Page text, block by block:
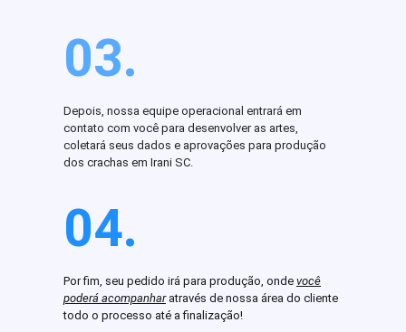
03.
Depois, nossa equipe operacional entrará em
contato com você para desenvolver as artes,
coletará seus dados e aprovações para produção
dos crachas em Irani SC.
04.
Por fim, seu pedido irá para produção, onde você
poderá acompanharatravés de nossa área do cliente
todo o processo até a finalização!